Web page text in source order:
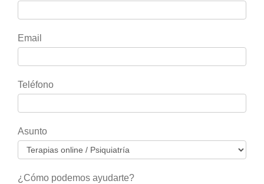
eres
humano,
deja
este
blanco.
Email
Teléfono
Asunto
¿Cómo podemos ayudarte?